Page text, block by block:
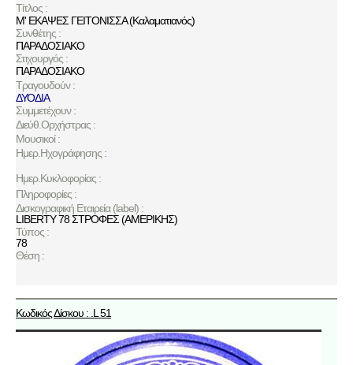
Τίτλος :
Μ' ΕΚΑΨΕΣ ΓΕΙΤΟΝΙΣΣΑ (Καλαματιανός)
Συνθέτης :
ΠΑΡΑΔΟΣΙΑΚΟ
Στιχουργός :
ΠΑΡΑΔΟΣΙΑΚΟ
Τραγουδούν :
ΔΥΟΔΙΑ
Συμμετέχουν :
Διεύθ.Ορχήστρας :
Μουσικοί :
Ημερ.Ηχογράφησης :
Ημερ.Κυκλοφορίας :
Πληροφορίες :
Δισκογραφική Εταιρεία (label) :
LIBERTY 78 ΣΤΡΟΦΕΣ (ΑΜΕΡΙΚΗΣ)
Τύπος :
78
Θέση :
Κωδικός Δίσκου : .L 51